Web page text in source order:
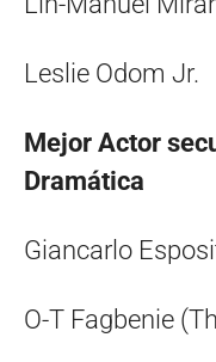
Leslie Odom Jr.
Mejor Actor
Dramática
Giancarlo
O-T Fagbenie